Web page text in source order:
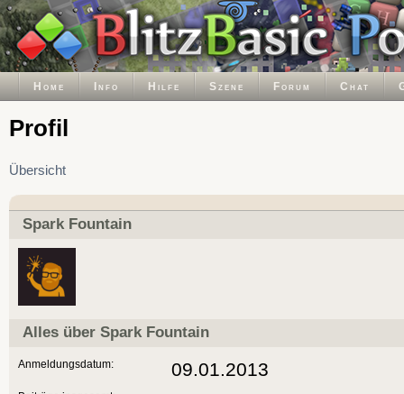
Home Info Hilfe Szene Forum Chat
Profil
Übersicht
Spark Fountain
Alles über Spark Fountain
Anmeldungsdatum: 09.01.2013